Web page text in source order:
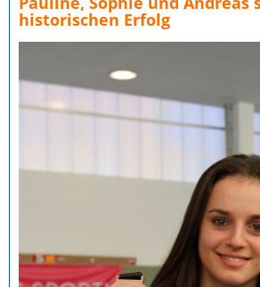
historischen Erfolg